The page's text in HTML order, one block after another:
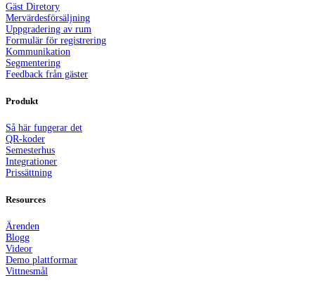
Gäst Diretory
Mervärdesförsäljning
Uppgradering av rum
Formulär för registrering
Kommunikation
Segmentering
Feedback från gäster
Produkt
Så här fungerar det
QR-koder
Semesterhus
Integrationer
Prissättning
Resources
Ärenden
Blogg
Videor
Demo plattformar
Vittnesmål